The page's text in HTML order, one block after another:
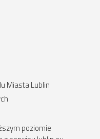
Miasta Lublin
poziomie